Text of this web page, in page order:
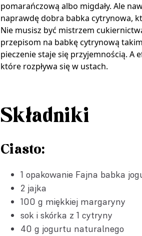
pomarańczową albo migdały. Ale
naprawdę dobra babka cytrynowa,
Nie musisz być mistrzem
przepisom na babkę cytrynową
pieczenie staje się przyjemnością. A
które rozpływa się w ustach.
Składniki
Ciasto:
1 opakowanie Fajna babka
2 jajka
100 g miękkiej margaryny
sok i skórka z 1 cytryny
40 g jogurtu naturalnego